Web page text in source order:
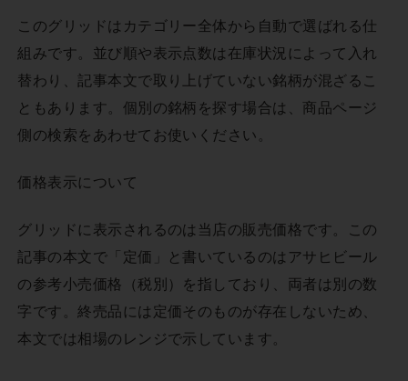
このグリッドはカテゴリー全体から自動で選ばれる仕
組みです。並び順や表示点数は在庫状況によって入れ
替わり、記事本文で取り上げていない銘柄が混ざるこ
ともあります。個別の銘柄を探す場合は、商品ページ
側の検索をあわせてお使いください。
価格表示について
グリッドに表示されるのは当店の販売価格です。この
記事の本文で「定価」と書いているのはアサヒビール
の参考小売価格（税別）を指しており、両者は別の数
字です。終売品には定価そのものが存在しないため、
本文では相場のレンジで示しています。